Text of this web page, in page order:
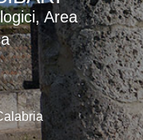
Area